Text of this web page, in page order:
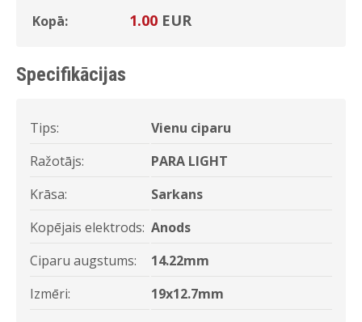
Kopā: 1.00 EUR
Specifikācijas
Tips:
Vienu ciparu
Ražotājs:
PARA LIGHT
Krāsa:
Sarkans
Kopējais elektrods: Anods
Ciparu augstums:
14.22mm
Izmēri:
19x12.7mm